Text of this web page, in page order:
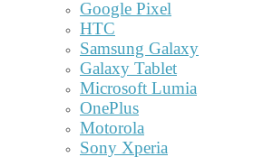
Google Pixel
HTC
Samsung Galaxy
Galaxy Tablet
Microsoft Lumia
OnePlus
Motorola
Sony Xperia